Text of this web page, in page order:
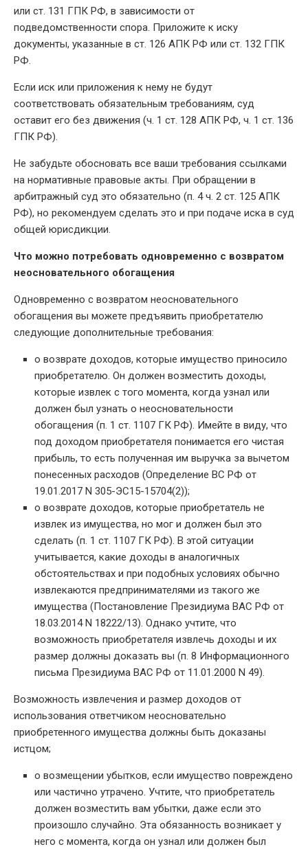
или ст. 131 ГПК РФ, в зависимости от
подведомственности спора. Приложите к иску
документы, указанные в ст. 126 АПК РФ или ст. 132 ГПК
РФ.
Если иск или приложения к нему не будут
соответствовать обязательным требованиям, суд
оставит его без движения (ч. 1 ст. 128 АПК РФ, ч. 1 ст. 136
ГПК РФ).
Не забудьте обосновать все ваши требования ссылками
на нормативные правовые акты. При обращении в
арбитражный суд это обязательно (п. 4 ч. 2 ст. 125 АПК
РФ), но рекомендуем сделать это и при подаче иска в суд
общей юрисдикции.
Что можно потребовать одновременно с возвратом
неосновательного обогащения
Одновременно с возвратом неосновательного
обогащения вы можете предъявить приобретателю
следующие дополнительные требования:
о возврате доходов, которые имущество приносило
приобретателю. Он должен возместить доходы,
которые извлек с того момента, когда узнал или
должен был узнать о неосновательности
обогащения (п. 1 ст. 1107 ГК РФ). Имейте в виду, что
под доходом приобретателя понимается его чистая
прибыль, то есть полученная им выручка за вычетом
понесенных расходов (Определение ВС РФ от
19.01.2017 N 305-ЭС15-15704(2));
о возврате доходов, которые приобретатель не
извлек из имущества, но мог и должен был это
сделать (п. 1 ст. 1107 ГК РФ). В этой ситуации
учитывается, какие доходы в аналогичных
обстоятельствах и при подобных условиях обычно
извлекаются предпринимателями из такого же
имущества (Постановление Президиума ВАС РФ от
18.03.2014 N 18222/13). Однако учтите, что
возможность приобретателя извлечь доходы и их
размер должны доказать вы (п. 8 Информационного
письма Президиума ВАС РФ от 11.01.2000 N 49).
Возможность извлечения и размер доходов от
использования ответчиком неосновательно
приобретенного имущества должны быть доказаны
истцом;
о возмещении убытков, если имущество повреждено
или частично утрачено. Учтите, что приобретатель
должен возместить вам убытки, даже если это
произошло случайно. Эта обязанность возникает у
него с момента, когда он узнал или должен был